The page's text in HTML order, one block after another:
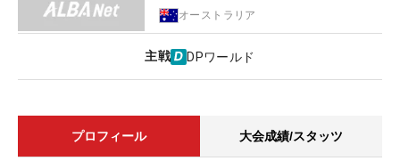
オーストラリア
主戦 DPワールド
プロフィール 大会成績/スタッツ